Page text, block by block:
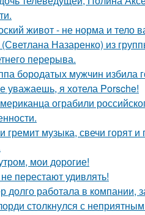
живот - не норма и тело
Назаренко) из
перерыва.
бородатых мужчин избила
уважаешь, я хотела Porsche!
ограбили
гремит музыка, свечи горят
мои дорогие!
перестают удивлять!
долго работала в
столкнулся с